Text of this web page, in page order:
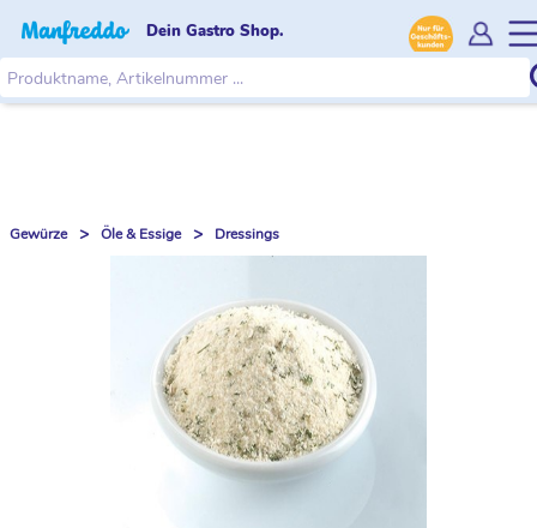
Dein Gastro Shop.
Gewürze > Öle & Essige > Dressings